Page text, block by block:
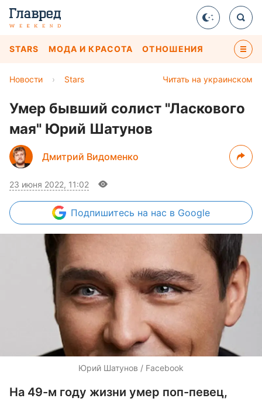
STARS МОДА И КРАСОТА ОТНОШЕНИЯ
Читать на украинском
Новости › Stars
Умер бывший солист "Ласкового
мая" Юрий Шатунов
Дмитрий Видоменко
23 июня 2022, 11:02
Подпишитесь на нас в Google
Юрий Шатунов / Facebook
На 49-м году жизни умер поп-певец,